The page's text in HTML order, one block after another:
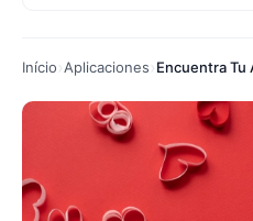
Início Aplicaciones Encuentra Tu